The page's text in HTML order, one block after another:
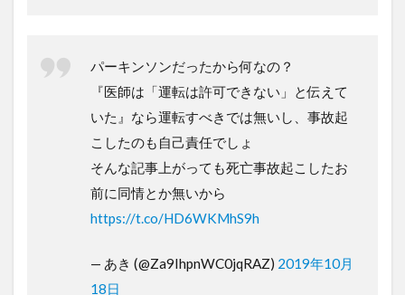
パーキンソンだったから何なの？
『医師は「運転は許可できない」と伝えて
いた』なら運転すべきでは無いし、事故起
こしたのも自己責任でしょ
そんな記事上がっても死亡事故起こしたお
前に同情とか無いから
https://t.co/HD6WKMhS9h
— あき (@Za9IhpnWC0jqRAZ) 2019年10月
18日